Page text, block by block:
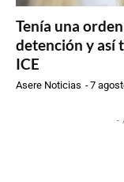
Tenía una
detención y así
ICE
Asere Noticias -7
-